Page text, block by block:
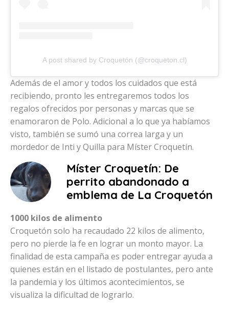
A post shared by Croquetón (@croqueton.cl)
Además de el amor y todos los cuidados que está
recibiendo, pronto les entregaremos todos los
regalos ofrecidos por personas y marcas que se
enamoraron de Polo. Adicional a lo que ya habíamos
visto, también se sumó una correa larga y un
mordedor de Inti y Quilla para Míster Croquetín.
Míster Croquetín: De
perrito abandonado a
emblema de La Croquetón
1000 kilos de alimento
Croquetón solo ha recaudado 22 kilos de alimento,
pero no pierde la fe en lograr un monto mayor. La
finalidad de esta campaña es poder entregar ayuda a
quienes están en el listado de postulantes, pero ante
la pandemia y los últimos acontecimientos, se
visualiza la dificultad de lograrlo.